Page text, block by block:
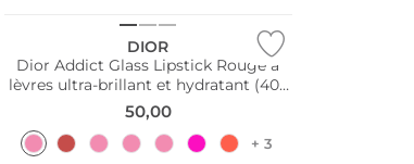
DIOR
Dior Addict Glass Lipstick Rouge à
lèvres ultra-brillant et hydratant (405
Rosy Dior)
50,00
+ 3